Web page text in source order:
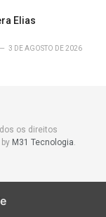
Elias
3 DE AGOSTO DE 2026
os direitos
M31 Tecnologia